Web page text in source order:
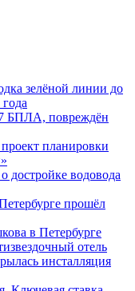
зелёной линии до
БПЛА, повреждён
планировки
достройке водовода
прошёл
в Петербурге
отель
инсталляция